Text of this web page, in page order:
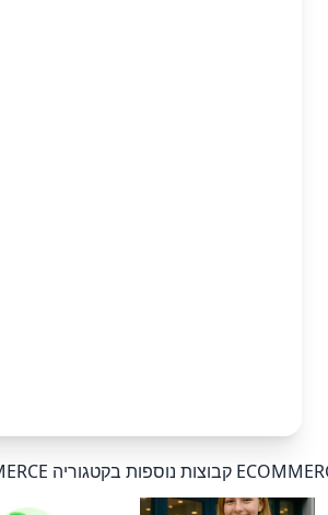
קבוצות נוספות בקטגוריה ECOMMERCE